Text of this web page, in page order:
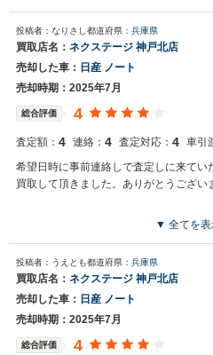
投稿者：なりさし 都道府県： 兵庫県
買取店名： ネクステージ 神戸北店
売却した車： 日産 ノート
売却時期：2025年7月
総合評価 4
査定額： 4 連絡： 4 査定対応： 4 車引
希望日時に事前連絡しで査定しに来て
買取して頂きました。ありがとうござい
▼ 全てを表
投稿者：うえとも都道府県： 兵庫県
買取店名： ネクステージ 神戸北店
売却した車： 日産 ノート
売却時期：2025年7月
総合評価 4